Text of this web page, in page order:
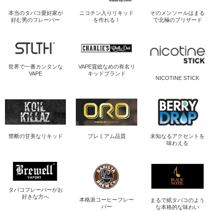
本当のタバコ愛好家が
好む男のフレーバー
ニコチン入り リキッド
を作れる！
そのメンソールは まる
で北極のブリザード
世界で一番カンタンな
VAPE
VAPE賞総なめの有名リ
キッドブランド
NICOTINE STICK
禁断の甘美なリキッド プレミアム品質
未知なるアクセントを
味わえる
タバコフレーバーがお
好きな方へ
本格派コーヒーフレー
バー
まるで紙タバコのよう
な本格的な味わい